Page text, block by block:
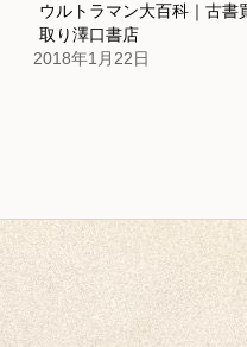
ウルトラマン大百科｜古書
取り澤口書店
2018年1月22日